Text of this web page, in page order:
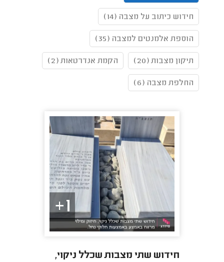
חידוש כיתוב על מצבה (14)
הוספת אלמנטים למצבה (35)
תיקון מצבות (20) הקמת אנדרטאות (2)
החלפת מצבה (6)
1+
חידוש שתי מצבות שכלל ניקוי,